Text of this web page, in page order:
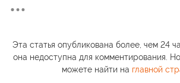
Эта статья опубликована более, чем 24
она недоступна для комментирования.
можете найти на главной